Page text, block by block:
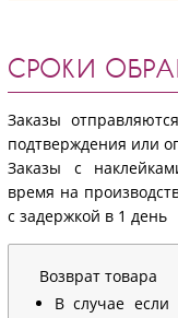
СРОКИ
Заказы
подтверждения или
Заказы с
время на
с задержкой в 1 день
Возврат товара
В случае если